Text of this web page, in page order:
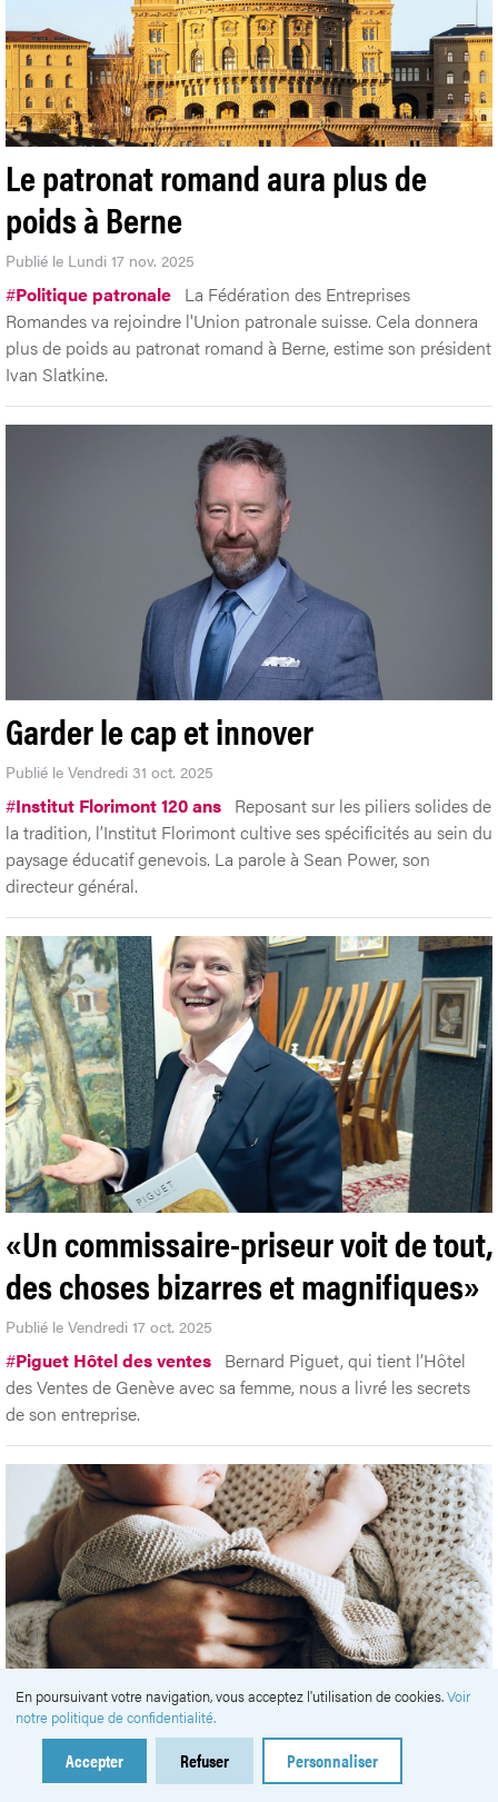
Le patronat romand aura plus de
poids à Berne
Publié le Lundi 17 nov. 2025
#Politique patronale La Fédération des Entreprises
Romandes va rejoindre l'Union patronale suisse. Cela donnera
plus de poids au patronat romand à Berne, estime son président
Ivan Slatkine.
Garder le cap et innover
Publié le Vendredi 31 oct. 2025
#Institut Florimont 120 ans Reposant sur les piliers solides de
la tradition, l’Institut Florimont cultive ses spécificités au sein du
paysage éducatif genevois. La parole à Sean Power, son
directeur général.
«Un commissaire-priseur voit de tout,
des choses bizarres et magnifiques»
Publié le Vendredi 17 oct. 2025
#Piguet Hôtel des ventes Bernard Piguet, qui tient l’Hôtel
des Ventes de Genève avec sa femme, nous a livré les secrets
de son entreprise.
Tout savoir sur l’allocation de
En poursuivant votre navigation, vous acceptez l'utilisation de cookies.Voir
notre politique de confidentialité.
Accepter Refuser Personnaliser